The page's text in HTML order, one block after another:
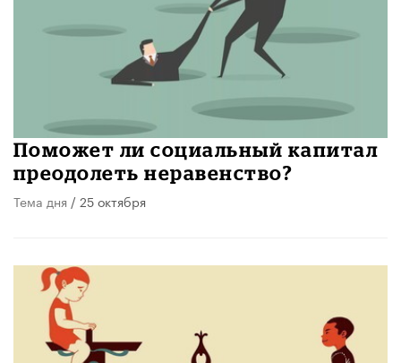
Поможет ли социальный капитал
преодолеть неравенство?
Тема дня / 25 октября